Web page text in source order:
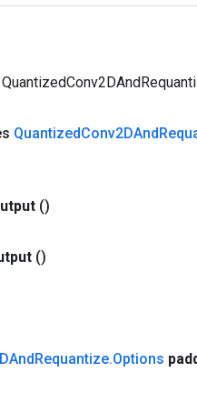
QuantizedConv2DAnd
()
()
Requantize.Options